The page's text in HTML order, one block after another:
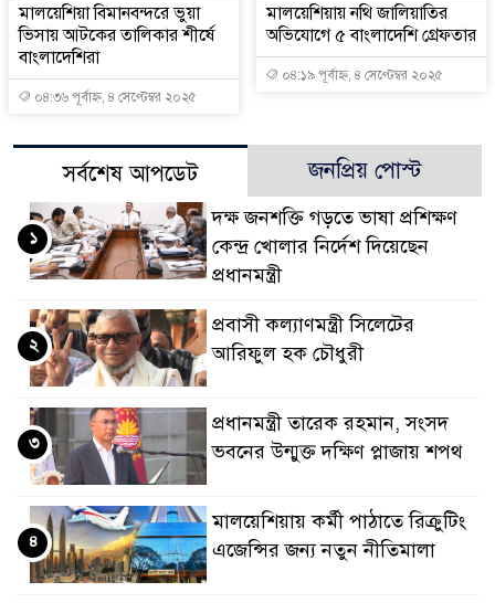
মালয়েশিয়া বিমানবন্দরে ভুয়া
ভিসায় আটকের তালিকার শীর্ষে
বাংলাদেশিরা
০৪:৩৬ পূর্বাহ্ন, ৪ সেপ্টেম্বর ২০২৫
মালয়েশিয়ায় নথি জালিয়াতির
অভিযোগে ৫ বাংলাদেশি গ্রেফতার
০৪:১৯ পূর্বাহ্ন, ৪ সেপ্টেম্বর ২০২৫
সর্বশেষ আপডেট জনপ্রিয় পোস্ট
দক্ষ জনশক্তি গড়তে ভাষা প্রশিক্ষণ
কেন্দ্র খোলার নির্দেশ দিয়েছেন
প্রধানমন্ত্রী
১
প্রবাসী কল্যাণমন্ত্রী সিলেটের
আরিফুল হক চৌধুরী
২
প্রধানমন্ত্রী তারেক রহমান, সংসদ
ভবনের উন্মুক্ত দক্ষিণ প্লাজায় শপথ
৩
মালয়েশিয়ায় কর্মী পাঠাতে রিক্রুটিং
এজেন্সির জন্য নতুন নীতিমালা
৪